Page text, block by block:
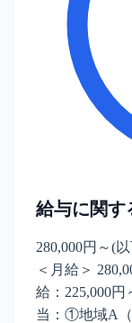
給与に関す
280,000円～(
＜月給＞
給：225,000
当：①地域A